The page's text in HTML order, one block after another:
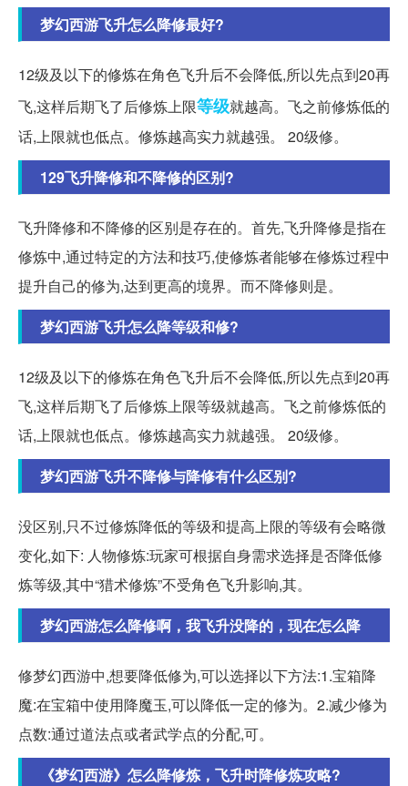
梦幻西游飞升怎么降修最好?
12级及以下的修炼在角色飞升后不会降低,所以先点到20再
飞,这样后期飞了后修炼上限等级就越高。飞之前修炼低的
话,上限就也低点。修炼越高实力就越强。 20级修。
129飞升降修和不降修的区别?
飞升降修和不降修的区别是存在的。首先,飞升降修是指在
修炼中,通过特定的方法和技巧,使修炼者能够在修炼过程中
提升自己的修为,达到更高的境界。而不降修则是。
梦幻西游飞升怎么降等级和修?
12级及以下的修炼在角色飞升后不会降低,所以先点到20再
飞,这样后期飞了后修炼上限等级就越高。飞之前修炼低的
话,上限就也低点。修炼越高实力就越强。 20级修。
梦幻西游飞升不降修与降修有什么区别?
没区别,只不过修炼降低的等级和提高上限的等级有会略微
变化,如下: 人物修炼:玩家可根据自身需求选择是否降低修
炼等级,其中“猎术修炼”不受角色飞升影响,其。
梦幻西游怎么降修啊，我飞升没降的，现在怎么降
修梦幻西游中,想要降低修为,可以选择以下方法:1.宝箱降
魔:在宝箱中使用降魔玉,可以降低一定的修为。2.减少修为
点数:通过道法点或者武学点的分配,可。
《梦幻西游》怎么降修炼，飞升时降修炼攻略?